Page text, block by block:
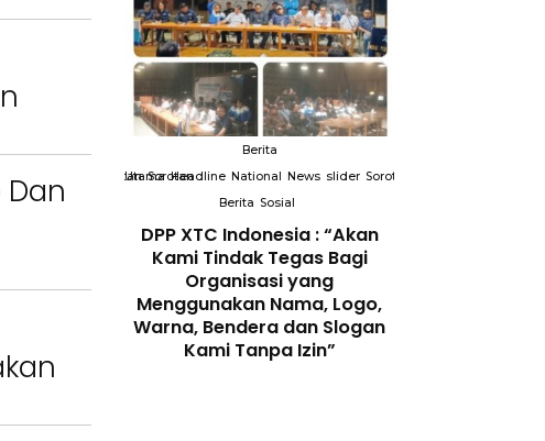
Dan
Sorotan Sorotan
DPP XTC
Era Digital
Berita
Utama Headline National News slider Sorotan
Berita Sosial
DPP XTC Indonesia : “Akan
Kami Tindak Tegas Bagi
Organisasi yang
Menggunakan Nama, Logo,
Warna, Bendera dan Slogan
Kami Tanpa Izin”